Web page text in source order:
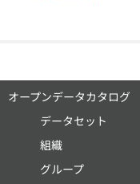
オープンデータカタログ
データセット
組織
グループ